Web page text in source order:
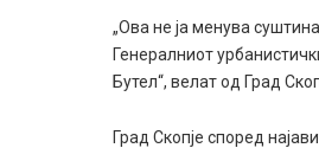
„Ова не ја менува
Генералниот
Бутел“, велат од Град
Град Скопје според